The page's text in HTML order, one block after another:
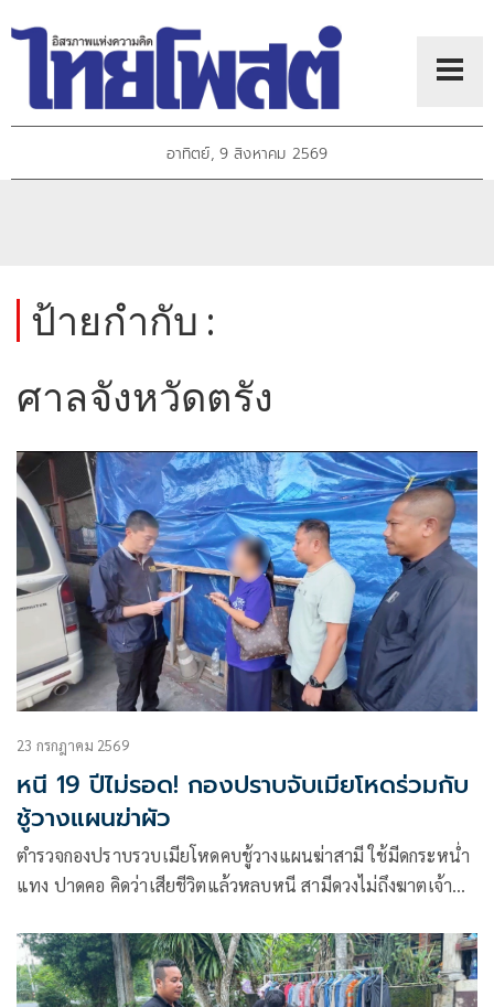
อาทิตย์, 9 สิงหาคม 2569
ป้ายกำกับ :
ศาลจังหวัดตรัง
23 กรกฎาคม 2569
หนี 19 ปีไม่รอด! กองปราบจับเมียโหดร่วมกับ
ชู้วางแผนฆ่าผัว
ตำรวจกองปราบรวบเมียโหดคบชู้วางแผนฆ่าสามี ใช้มีดกระหน่ำ
แทง ปาดคอ คิดว่าเสียชีวิตแล้วหลบหนี สามีดวงไม่ถึงฆาตเจ้า